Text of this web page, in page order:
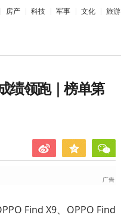
房产 科技 军事 文化 旅游
绩领跑｜榜单第
Find X9、OPPO Find